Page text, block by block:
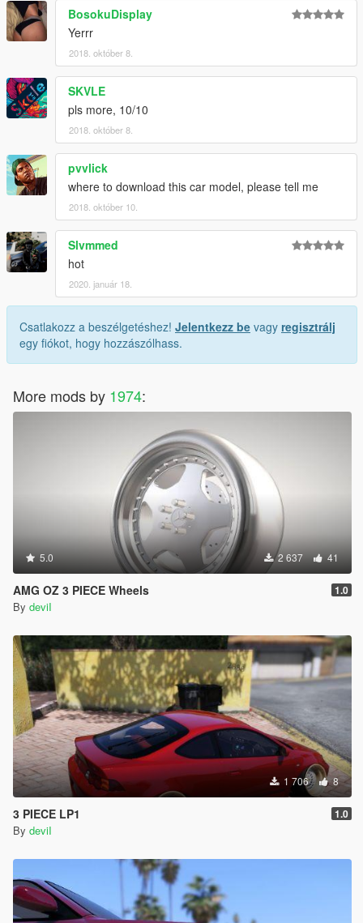
BosokuDisplay
Yerrr
2018. október 8.
SKVLE
pls more, 10/10
2018. október 8.
pvvlick
where to download this car model, please tell me
2018. október 10.
Slvmmed
hot
2020. január 18.
Csatlakozz a beszélgetéshez! Jelentkezz be vagy regisztrálj
egy fiókot, hogy hozzászólhass.
More mods by 1974:
5.0 2 637 41
AMG OZ 3 PIECE Wheels 1.0
By deviI
1 706 8
3 PIECE LP1 1.0
By deviI